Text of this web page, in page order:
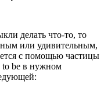
делать что-то, то
или удивительным,
с помощью частицы
to be в нужном